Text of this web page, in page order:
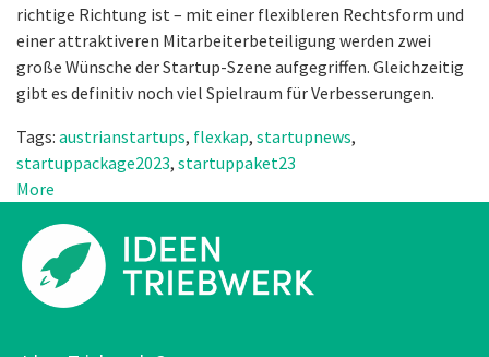
richtige Richtung ist – mit einer flexibleren Rechtsform und
einer attraktiveren Mitarbeiterbeteiligung werden zwei
große Wünsche der Startup-Szene aufgegriffen. Gleichzeitig
gibt es definitiv noch viel Spielraum für Verbesserungen.
Tags: austrianstartups, flexkap, startupnews,
startuppackage2023, startuppaket23
More